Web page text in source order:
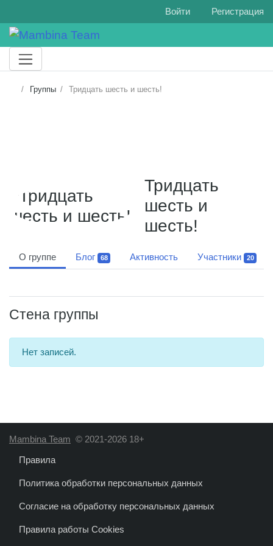
Войти Регистрация
Группы Тридцать шесть и шесть!
Тридцать
шесть и
шесть!
О группе Блог 68 Активность Участники 20
Стена группы
Нет записей.
Mambina Team © 2021-2026 18+
Правила
Политика обработки персональных данных
Согласие на обработку персональных данных
Правила работы Сookies